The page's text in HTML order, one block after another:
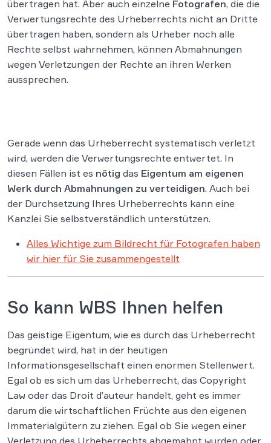
übertragen hat. Aber auch einzelne Fotografen, die die
Verwertungsrechte des Urheberrechts nicht an Dritte
übertragen haben, sondern als Urheber noch alle
Rechte selbst wahrnehmen, können Abmahnungen
wegen Verletzungen der Rechte an ihren Werken
aussprechen.
Gerade wenn das Urheberrecht systematisch verletzt
wird, werden die Verwertungsrechte entwertet. In
diesen Fällen ist es nötig das Eigentum am eigenen
Werk durch Abmahnungen zu verteidigen. Auch bei
der Durchsetzung Ihres Urheberrechts kann eine
Kanzlei Sie selbstverständlich unterstützen.
Alles Wichtige zum Bildrecht für Fotografen haben
wir hier für Sie zusammengestellt
So kann WBS Ihnen helfen
Das geistige Eigentum, wie es durch das Urheberrecht
begründet wird, hat in der heutigen
Informationsgesellschaft einen enormen Stellenwert.
Egal ob es sich um das Urheberrecht, das Copyright
Law oder das Droit d’auteur handelt, geht es immer
darum die wirtschaftlichen Früchte aus den eigenen
Immaterialgütern zu ziehen. Egal ob Sie wegen einer
Verletzung des Urheberrechts abgemahnt wurden oder